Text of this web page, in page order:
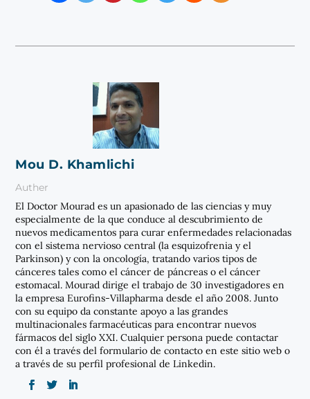
Mou D. Khamlichi
Auther
El Doctor Mourad es un apasionado de las ciencias y muy
especialmente de la que conduce al descubrimiento de
nuevos medicamentos para curar enfermedades relacionadas
con el sistema nervioso central (la esquizofrenia y el
Parkinson) y con la oncología, tratando varios tipos de
cánceres tales como el cáncer de páncreas o el cáncer
estomacal. Mourad dirige el trabajo de 30 investigadores en
la empresa Eurofins-Villapharma desde el año 2008. Junto
con su equipo da constante apoyo a las grandes
multinacionales farmacéuticas para encontrar nuevos
fármacos del siglo XXI. Cualquier persona puede contactar
con él a través del formulario de contacto en este sitio web o
a través de su perfil profesional de Linkedin.